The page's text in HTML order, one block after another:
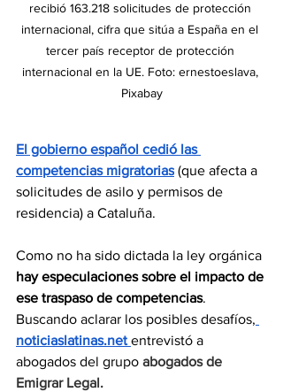
recibió 163.218 solicitudes de protección
internacional, cifra que sitúa a España en el
tercer país receptor de protección
internacional en la UE. Foto: ernestoeslava,
Pixabay
El gobierno español cedió las
competencias migratorias (que afecta a
solicitudes de asilo y permisos de
residencia) a Cataluña.
Como no ha sido dictada la ley orgánica
hay especulaciones sobre el impacto de
ese traspaso de competencias.
Buscando aclarar los posibles desafíos,
noticiaslatinas.net entrevistó a
abogados del grupo abogados de
Emigrar Legal.